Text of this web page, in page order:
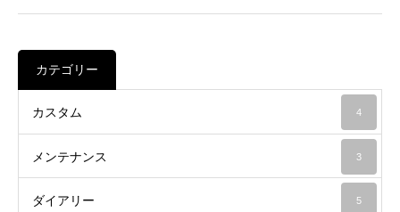
カテゴリー
カスタム 4
メンテナンス 3
ダイアリー 5